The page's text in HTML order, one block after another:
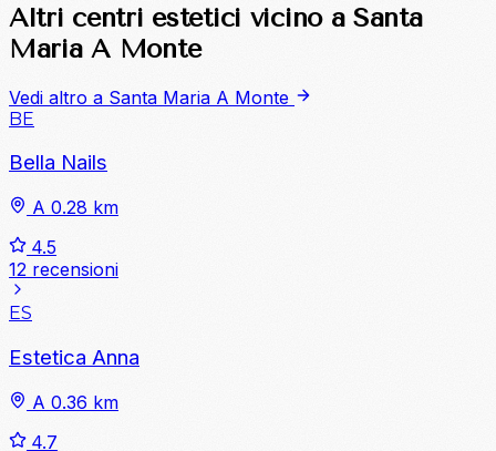
Altri centri estetici vicino a Santa
Maria A Monte
Vedi altro a Santa Maria A Monte
BE
Bella Nails
A 0.28 km
4.5
12 recensioni
ES
Estetica Anna
A 0.36 km
4.7